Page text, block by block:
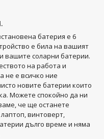
батерия е 6
е била на вашият
вашите соларни батерии.
на работа и
не е всичко ние
новите батерии които
Можете спокойно да ни
че ще останете
винтоверт,
дълго време и няма